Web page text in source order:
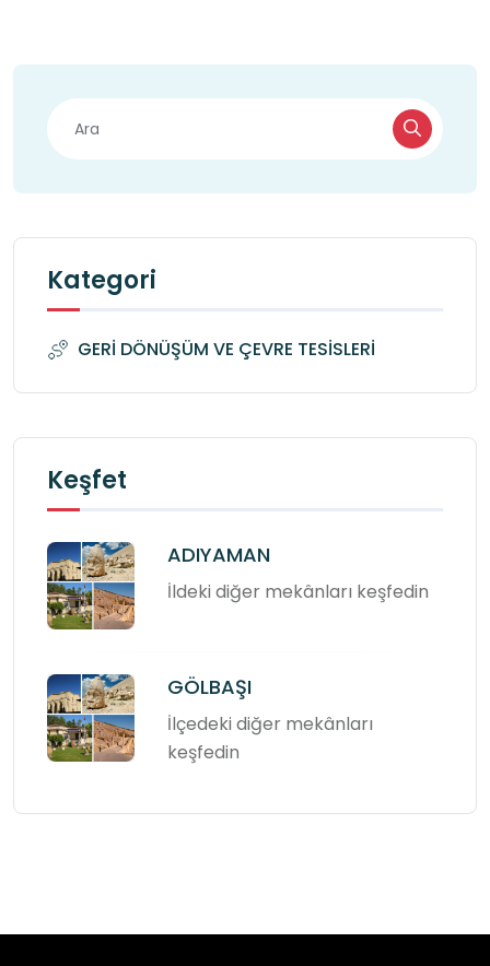
Kategori
GERİ DÖNÜŞÜM VE ÇEVRE TESİSLERİ
Keşfet
ADIYAMAN
İldeki diğer mekânları keşfedin
GÖLBAŞI
İlçedeki diğer mekânları
keşfedin